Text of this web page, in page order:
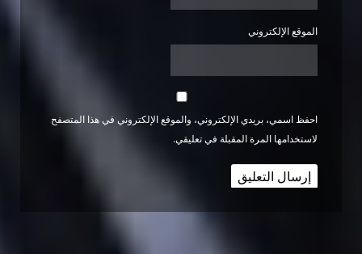
الموقع الإلكتروني
احفظ اسمي، بريدي الإلكتروني، والموقع الإلكتروني في هذا المتصفح
لاستخدامها المرة المقبلة في تعليقي.